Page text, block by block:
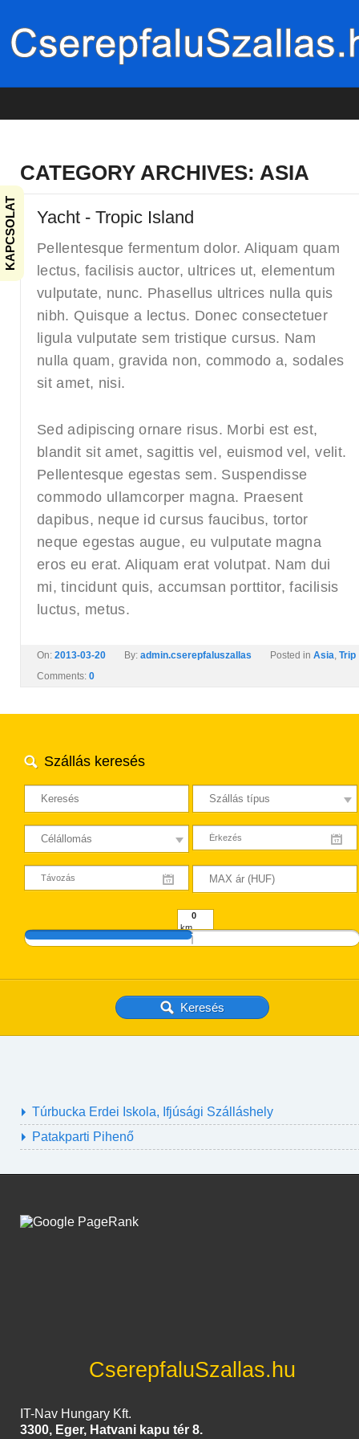
CATEGORY ARCHIVES: ASIA
Yacht - Tropic Island
Pellentesque fermentum dolor. Aliquam quam
lectus, facilisis auctor, ultrices ut, elementum
vulputate, nunc. Phasellus ultrices nulla quis
nibh. Quisque a lectus. Donec consectetuer
ligula vulputate sem tristique cursus. Nam
nulla quam, gravida non, commodo a, sodales
sit amet, nisi.
Sed adipiscing ornare risus. Morbi est est,
blandit sit amet, sagittis vel, euismod vel, velit.
Pellentesque egestas sem. Suspendisse
commodo ullamcorper magna. Praesent
dapibus, neque id cursus faucibus, tortor
neque egestas augue, eu vulputate magna
eros eu erat. Aliquam erat volutpat. Nam dui
mi, tincidunt quis, accumsan porttitor, facilisis
luctus, metus.
On: 2013-03-20 By: admin.cserepfaluszallas Posted in Asia, Trip
Comments: 0
Szállás keresés
km
Túrbucka Erdei Iskola, Ifjúsági Szálláshely
Patakparti Pihenő
CserepfaluSzallas.hu
IT-Nav Hungary Kft.
3300, Eger, Hatvani kapu tér 8.
KAPCSOLAT